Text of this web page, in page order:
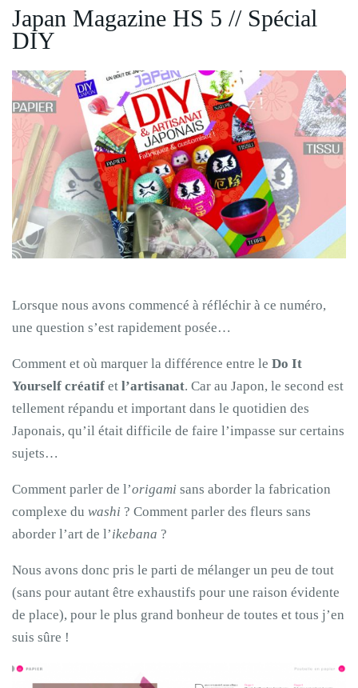
Japan Magazine HS 5 // Spécial
DIY
Lorsque nous avons commencé à réfléchir à ce numéro,
une question s’est rapidement posée…
Comment et où marquer la différence entre le Do It
Yourself créatif et l’artisanat. Car au Japon, le second est
tellement répandu et important dans le quotidien des
Japonais, qu’il était difficile de faire l’impasse sur certains
sujets…
Comment parler de l’origami sans aborder la fabrication
complexe du washi ? Comment parler des fleurs sans
aborder l’art de l’ikebana ?
Nous avons donc pris le parti de mélanger un peu de tout
(sans pour autant être exhaustifs pour une raison évidente
de place), pour le plus grand bonheur de toutes et tous j’en
suis sûre !